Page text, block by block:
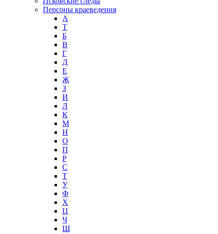
Персоны краеведения
А
T
Б
В
Г
Д
Е
Ж
З
И
Л
К
М
Н
О
П
Р
С
Т
У
Ф
Х
Ц
Ч
Ш